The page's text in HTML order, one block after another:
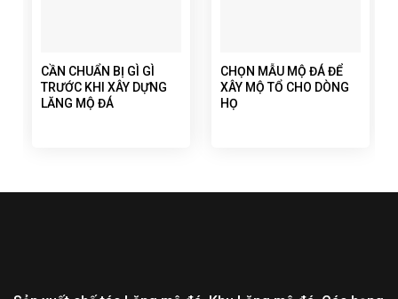
CẦN CHUẨN BỊ GÌ GÌ
TRƯỚC KHI XÂY DỰNG
LĂNG MỘ ĐÁ
CHỌN MẪU MỘ ĐÁ ĐỂ
XÂY MỘ TỔ CHO DÒNG
HỌ